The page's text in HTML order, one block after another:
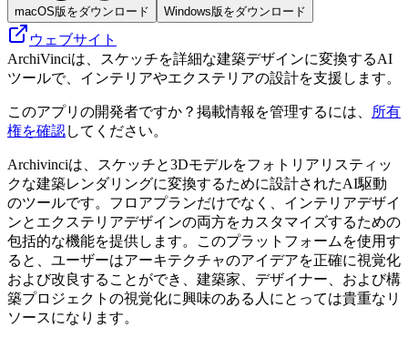
macOS版をダウンロード Windows版をダウンロード
ウェブサイト
ArchiVinciは、スケッチを詳細な建築デザインに変換するAI
ツールで、インテリアやエクステリアの設計を支援します。
このアプリの開発者ですか？掲載情報を管理するには、
所有
権を確認してください。
Archivinciは、スケッチと3Dモデルをフォトリアリスティッ
クな建築レンダリングに変換するために設計されたAI駆動
のツールです。フロアプランだけでなく、インテリアデザイ
ンとエクステリアデザインの両方をカスタマイズするための
包括的な機能を提供します。このプラットフォームを使用す
ると、ユーザーはアーキテクチャのアイデアを正確に視覚化
および改良することができ、建築家、デザイナー、および構
築プロジェクトの視覚化に興味のある人にとっては貴重なリ
ソースになります。